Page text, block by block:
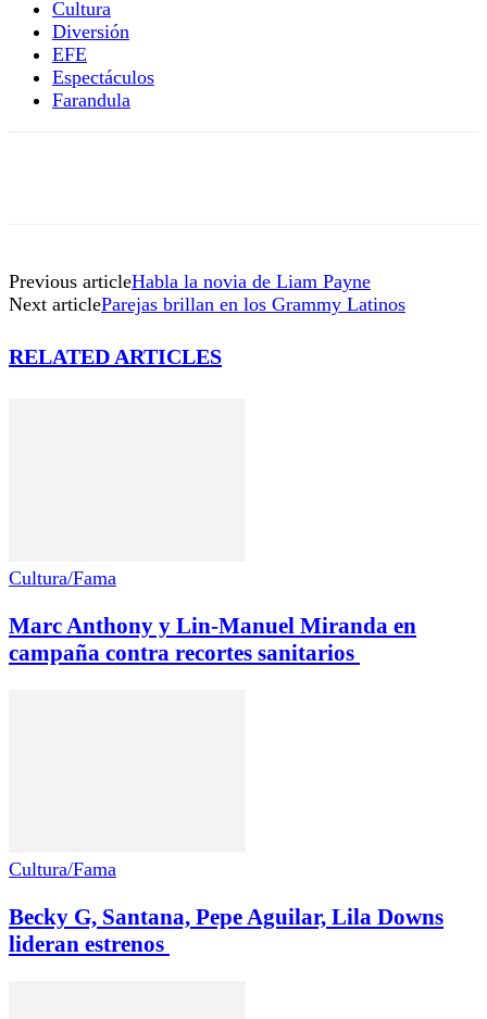
Cultura
Diversión
EFE
Espectáculos
Farandula
Previous articleHabla la novia de Liam Payne
Next articleParejas brillan en los Grammy Latinos
RELATED ARTICLES
Cultura/Fama
Marc Anthony y Lin-Manuel Miranda en
campaña contra recortes sanitarios
Cultura/Fama
Becky G, Santana, Pepe Aguilar, Lila Downs
lideran estrenos